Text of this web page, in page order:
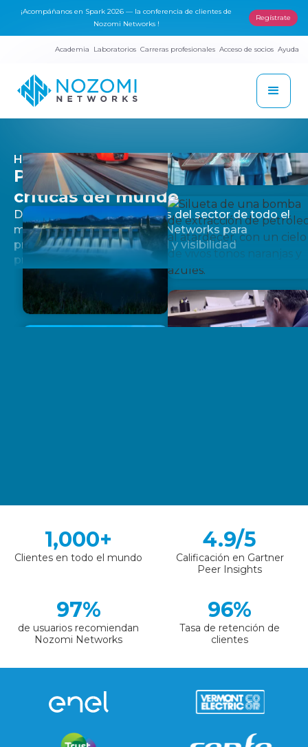
¡Acompáñanos en Spark 2026 — la conferencia de clientes de
Nozomi Networks !
Regístrate
Academia Laboratorios Carreras profesionales Acceso de socios Ayuda
HISTORIAS DE CLIENTES
Proteger las infraestructuras
críticas del mundo
Descubra por qué los líderes del sector de todo el
mundo confían en Nozomi Networks para
proporcionar una seguridad y visibilidad
profundas OT e IoT .
1,000+
Clientes en todo el mundo
4.9/5
Calificación en Gartner
Peer Insights
97%
de usuarios recomiendan
Nozomi Networks
96%
Tasa de retención de
clientes